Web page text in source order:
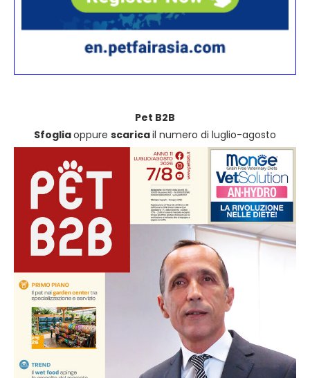
Pet B2B
Sfogliaoppure scaricail numero di luglio-agosto